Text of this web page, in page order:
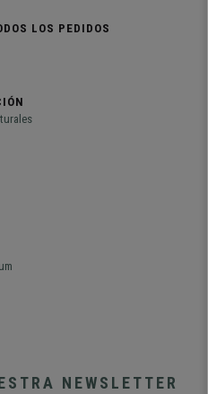
LOS PEDIDOS
NEWSLETTER